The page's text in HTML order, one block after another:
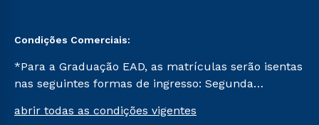
Condições Comerciais:
*Para a Graduação EAD, as matrículas serão isentas
nas seguintes formas de ingresso: Segunda
Já para as demais, a taxa de matrícula será de R$
abrir todas as condições vigentes